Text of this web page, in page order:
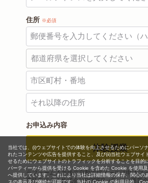
住所 ※必須
お申込み内容
体験授業
※フォーム入力後の自動返信メールは申込フ
委託先である株式会社POPER（Comiru運営
当社では、(i)ウェブサイトでの体験を向上させるためにパーソ
れたコンテンツや広告を提供すること、及び(ii)当社ウェブサイ
せるためにウェブサイトのトラフィックを分析することを目的
パーティーから提供を受ける Cookie を含めた Cookie を使用
へ提供しています。これにより当社は詳細情報の保存、関心の
スの表示及び継続が可能です。当社の Cookie の利用目的、